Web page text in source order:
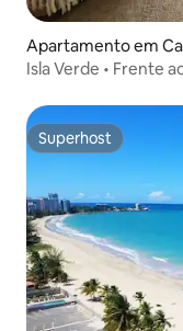
Apartamento em
Isla Verde • Frente
Superhost
Superhost